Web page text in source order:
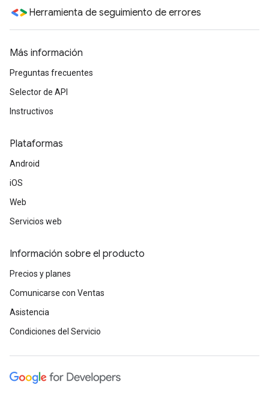
Herramienta de seguimiento de errores
Más información
Preguntas frecuentes
Selector de API
Instructivos
Plataformas
Android
iOS
Web
Servicios web
Información sobre el producto
Precios y planes
Comunicarse con Ventas
Asistencia
Condiciones del Servicio